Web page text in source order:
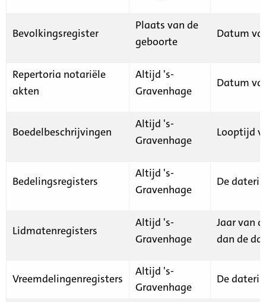
Bevolkingsregister
Plaats van de
geboorte
Datum
Repertoria notariële
akten
Altijd 's-
Gravenhage
Datum
Boedelbeschrijvingen
Altijd 's-
Gravenhage
Looptijd
Bedelingsregisters
Altijd 's-
Gravenhage
De
Lidmatenregisters
Altijd 's-
Gravenhage
Jaar van
dan de
Vreemdelingenregisters
Altijd 's-
Gravenhage
De